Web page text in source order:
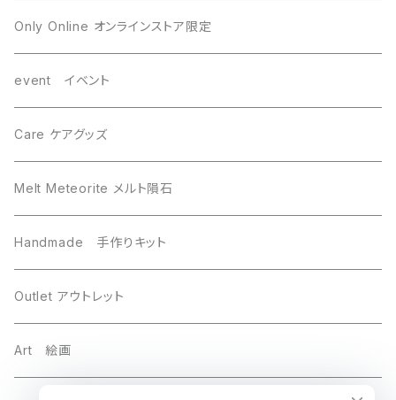
Mundrabilla マンドラビラ
Saint-Aubin サントーバン
Sikhote-Alin シホーテアリン
others その他
Uruacu ウルアク
Brahin ブラヒン
Chinga チンガ―
Canyon Diablo キャニオンディアブロ
Agoudal アグダル
Chelyabinsk チェリャビンスク
Mundrabilla マンドラビラ
Chinga チンガー
Taza タザ
Gebel Kamil ゲベルカミル
Only Online オンラインストア限定
event イベント
Care ケアグッズ
Melt Meteorite メルト隕石
Handmade 手作りキット
Outlet アウトレット
Art 絵画